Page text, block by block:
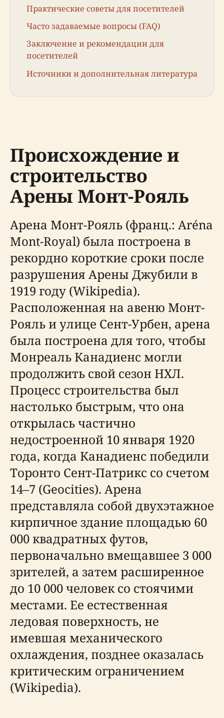
Практические советы для посетителей
Часто задаваемые вопросы (FAQ)
Заключение и рекомендации для
посетителей
Источники и дополнительная литература
Происхождение и
строительство
Арены Монт-Рояль
Арена Монт-Рояль (франц.: Aréna
Mont-Royal) была построена в
рекордно короткие сроки после
разрушения Арены Джубили в
1919 году (Wikipedia).
Расположенная на авеню Монт-
Рояль и улице Сент-Урбен, арена
была построена для того, чтобы
Монреаль Канадиенс могли
продолжить свой сезон НХЛ.
Процесс строительства был
настолько быстрым, что она
открылась частично
недостроенной 10 января 1920
года, когда Канадиенс победили
Торонто Сент-Патрикс со счетом
14–7 (Geocities). Арена
представляла собой двухэтажное
кирпичное здание площадью 60
000 квадратных футов,
первоначально вмещавшее 3 000
зрителей, а затем расширенное
до 10 000 человек со стоячими
местами. Ее естественная
ледовая поверхность, не
имевшая механического
охлаждения, позднее оказалась
критическим ограничением
(Wikipedia).